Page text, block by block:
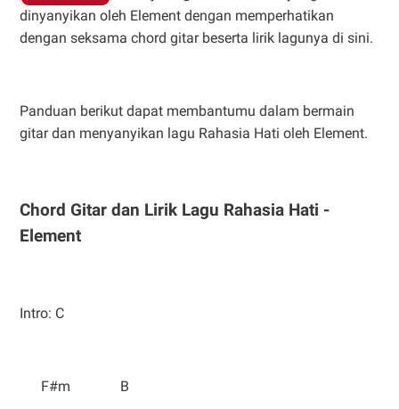
dinyanyikan oleh Element dengan memperhatikan
dengan seksama chord gitar beserta lirik lagunya di sini.
Panduan berikut dapat membantumu dalam bermain
gitar dan menyanyikan lagu Rahasia Hati oleh Element.
Chord Gitar dan Lirik Lagu Rahasia Hati -
Element
Intro: C
F#m B